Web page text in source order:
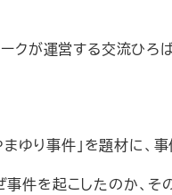
クが運営する交流ひろ
ゆり事件」を題材に、
件を起こしたのか、そ